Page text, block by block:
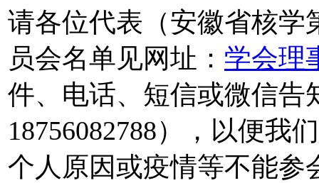
请各位代表（安徽省核学
员会名单见网址： 学会理
件、电话、短信或微信告
18756082788），以便我
个人原因或疫情等不能参